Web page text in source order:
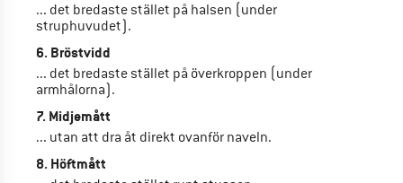
... det bredaste stället på halsen (under
struphuvudet).
6. Bröstvidd
... det bredaste stället på överkroppen (under
armhålorna).
7. Midjemått
... utan att dra åt direkt ovanför naveln.
8. Höftmått